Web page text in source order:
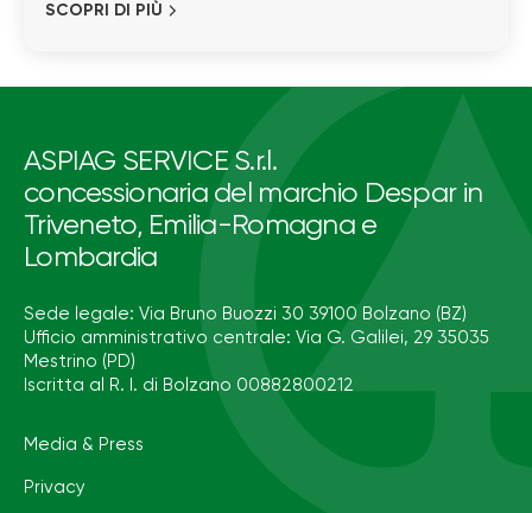
SCOPRI DI PIÙ
ASPIAG SERVICE S.r.l.
concessionaria del marchio Despar in
Triveneto, Emilia-Romagna e
Lombardia
Sede legale: Via Bruno Buozzi 30 39100 Bolzano (BZ)
Ufficio amministrativo centrale: Via G. Galilei, 29 35035
Mestrino (PD)
Iscritta al R. I. di Bolzano 00882800212
Media & Press
Privacy